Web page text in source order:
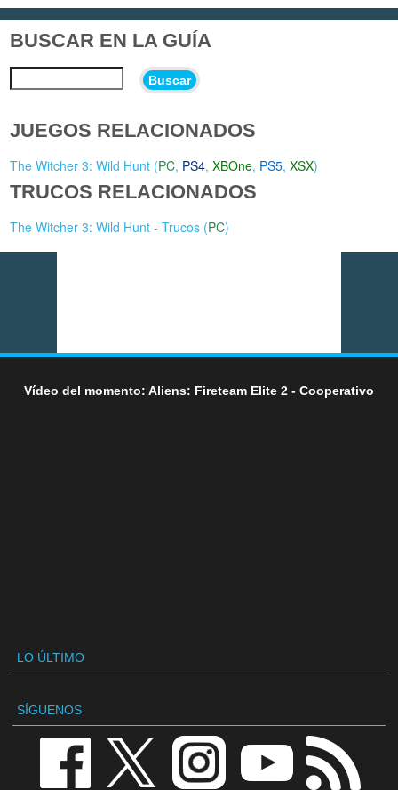
BUSCAR EN LA GUÍA
Buscar
JUEGOS RELACIONADOS
The Witcher 3: Wild Hunt (PC, PS4,XBOne, PS5,XSX)
TRUCOS RELACIONADOS
The Witcher 3: Wild Hunt - Trucos (PC)
Vídeo del momento: Aliens: Fireteam Elite 2 - Cooperativo
LO ÚLTIMO
SÍGUENOS